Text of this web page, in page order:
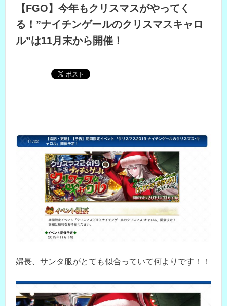
【FGO】今年もクリスマスがやってく
る！”ナイチンゲールのクリスマスキャロ
ル”は11月末から開催！
婦長、サンタ服がとても似合っていて何よりです！！